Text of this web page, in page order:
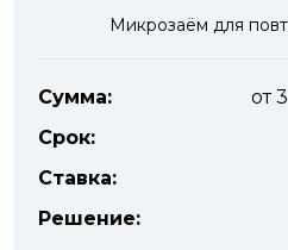
Микрозаём для
Сумма:
от
Срок:
Ставка:
Решение: